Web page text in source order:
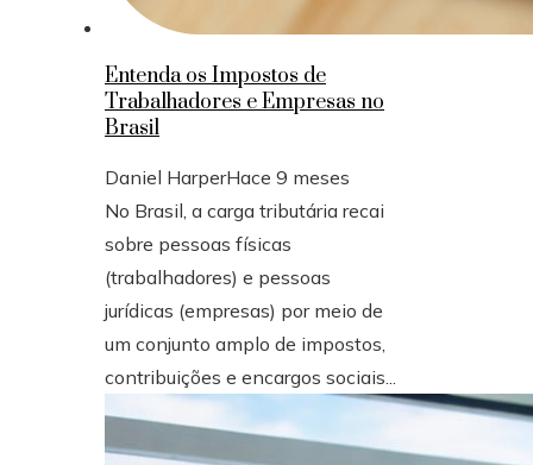
Entenda os Impostos de
Trabalhadores e Empresas no
Brasil
Daniel HarperHace 9 meses
No Brasil, a carga tributária recai
sobre pessoas físicas
(trabalhadores) e pessoas
jurídicas (empresas) por meio de
um conjunto amplo de impostos,
contribuições e encargos sociais...